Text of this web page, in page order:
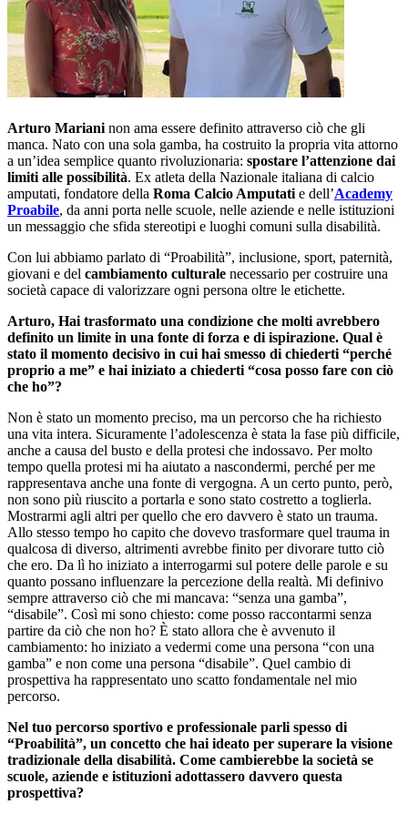
Arturo Mariani non ama essere definito attraverso ciò che gli
manca. Nato con una sola gamba, ha costruito la propria vita attorno
a un’idea semplice quanto rivoluzionaria: spostare l’attenzione dai
limiti alle possibilità. Ex atleta della Nazionale italiana di calcio
amputati, fondatore della Roma Calcio Amputati e dell’Academy
Proabile, da anni porta nelle scuole, nelle aziende e nelle istituzioni
un messaggio che sfida stereotipi e luoghi comuni sulla disabilità.
Con lui abbiamo parlato di “Proabilità”, inclusione, sport, paternità,
giovani e del cambiamento culturale necessario per costruire una
società capace di valorizzare ogni persona oltre le etichette.
Arturo, Hai trasformato una condizione che molti avrebbero
definito un limite in una fonte di forza e di ispirazione. Qual è
stato il momento decisivo in cui hai smesso di chiederti “perché
proprio a me” e hai iniziato a chiederti “cosa posso fare con ciò
che ho”?
Non è stato un momento preciso, ma un percorso che ha richiesto
una vita intera. Sicuramente l’adolescenza è stata la fase più difficile,
anche a causa del busto e della protesi che indossavo. Per molto
tempo quella protesi mi ha aiutato a nascondermi, perché per me
rappresentava anche una fonte di vergogna. A un certo punto, però,
non sono più riuscito a portarla e sono stato costretto a toglierla.
Mostrarmi agli altri per quello che ero davvero è stato un trauma.
Allo stesso tempo ho capito che dovevo trasformare quel trauma in
qualcosa di diverso, altrimenti avrebbe finito per divorare tutto ciò
che ero. Da lì ho iniziato a interrogarmi sul potere delle parole e su
quanto possano influenzare la percezione della realtà. Mi definivo
sempre attraverso ciò che mi mancava: “senza una gamba”,
“disabile”. Così mi sono chiesto: come posso raccontarmi senza
partire da ciò che non ho? È stato allora che è avvenuto il
cambiamento: ho iniziato a vedermi come una persona “con una
gamba” e non come una persona “disabile”. Quel cambio di
prospettiva ha rappresentato uno scatto fondamentale nel mio
percorso.
Nel tuo percorso sportivo e professionale parli spesso di
“Proabilità”, un concetto che hai ideato per superare la visione
tradizionale della disabilità. Come cambierebbe la società se
scuole, aziende e istituzioni adottassero davvero questa
prospettiva?